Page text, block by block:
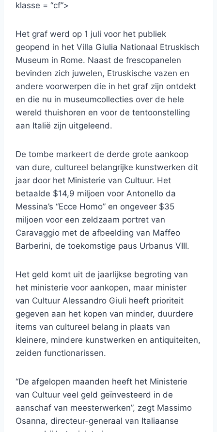
klasse = “cf”>
Het graf werd op 1 juli voor het publiek
geopend in het Villa Giulia Nationaal Etruskisch
Museum in Rome. Naast de frescopanelen
bevinden zich juwelen, Etruskische vazen ​​en
andere voorwerpen die in het graf zijn ontdekt
en die nu in museumcollecties over de hele
wereld thuishoren en voor de tentoonstelling
aan Italië zijn uitgeleend.
De tombe markeert de derde grote aankoop
van dure, cultureel belangrijke kunstwerken dit
jaar door het Ministerie van Cultuur. Het
betaalde $14,9 miljoen voor Antonello da
Messina’s “Ecce Homo” en ongeveer $35
miljoen voor een zeldzaam portret van
Caravaggio met de afbeelding van Maffeo
Barberini, de toekomstige paus Urbanus VIII.
Het geld komt uit de jaarlijkse begroting van
het ministerie voor aankopen, maar minister
van Cultuur Alessandro Giuli heeft prioriteit
gegeven aan het kopen van minder, duurdere
items van cultureel belang in plaats van
kleinere, mindere kunstwerken en antiquiteiten,
zeiden functionarissen.
“De afgelopen maanden heeft het Ministerie
van Cultuur veel geld geïnvesteerd in de
aanschaf van meesterwerken”, zegt Massimo
Osanna, directeur-generaal van Italiaanse